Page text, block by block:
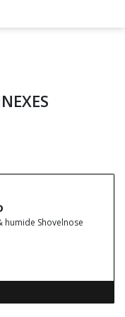
humide Shovelnose